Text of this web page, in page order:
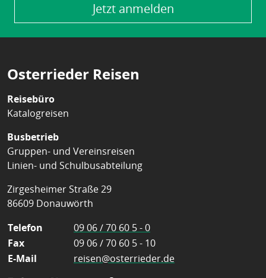
Jetzt anmelden
Osterrieder Reisen
Reisebüro
Katalogreisen
Busbetrieb
Gruppen- und Vereinsreisen
Linien- und Schulbusabteilung
Zirgesheimer Straße 29
86609 Donauwörth
Telefon
09 06 / 70 60 5 - 0
Fax
09 06 / 70 60 5 - 10
E-Mail
reisen@osterrieder.de